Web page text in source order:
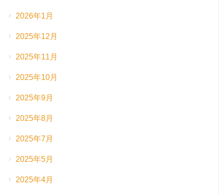
2026年1月
2025年12月
2025年11月
2025年10月
2025年9月
2025年8月
2025年7月
2025年5月
2025年4月